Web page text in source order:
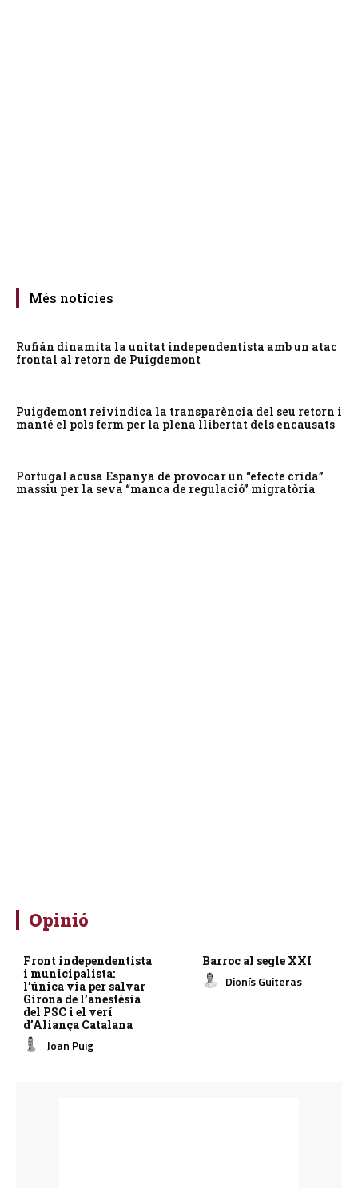
Més notícies
Rufián dinamita la unitat independentista amb un atac
frontal al retorn de Puigdemont
Puigdemont reivindica la transparència del seu retorn i
manté el pols ferm per la plena llibertat dels encausats
Portugal acusa Espanya de provocar un “efecte crida”
massiu per la seva “manca de regulació” migratòria
Opinió
Front independentista
i municipalista:
l’única via per salvar
Girona de l’anestèsia
del PSC i el verí
d’Aliança Catalana
Joan Puig
Barroc al segle XXI
Dionís Guiteras